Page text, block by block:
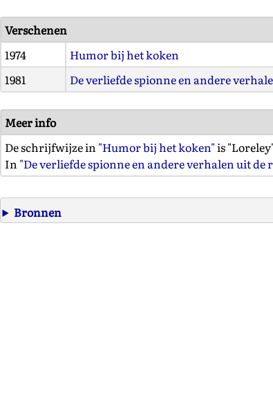
Verschenen
1974
Humor bij het koken
1981
De verliefde spionne en andere
Meer info
De schrijfwijze in "Humor bij het koken"is
In "De verliefde spionne en andere verhalen uit de
Bronnen